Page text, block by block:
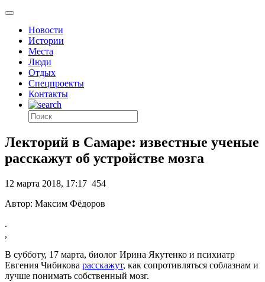
Новости
Истории
Места
Люди
Отдых
Спецпроекты
Контакты
Лекторий в Самаре: известные ученые
расскажут об устройстве мозга
12 марта 2018, 17:17 454
Автор: Максим Фёдоров
.
,
В субботу, 17 марта, биолог Ирина Якутенко и психиатр
Евгения Чибикова расскажут, как сопротивляться соблазнам и
лучше понимать собственный мозг.